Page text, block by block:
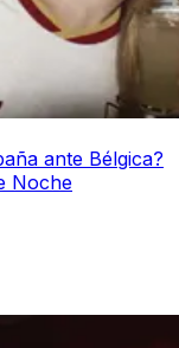
ante Bélgica?
Noche